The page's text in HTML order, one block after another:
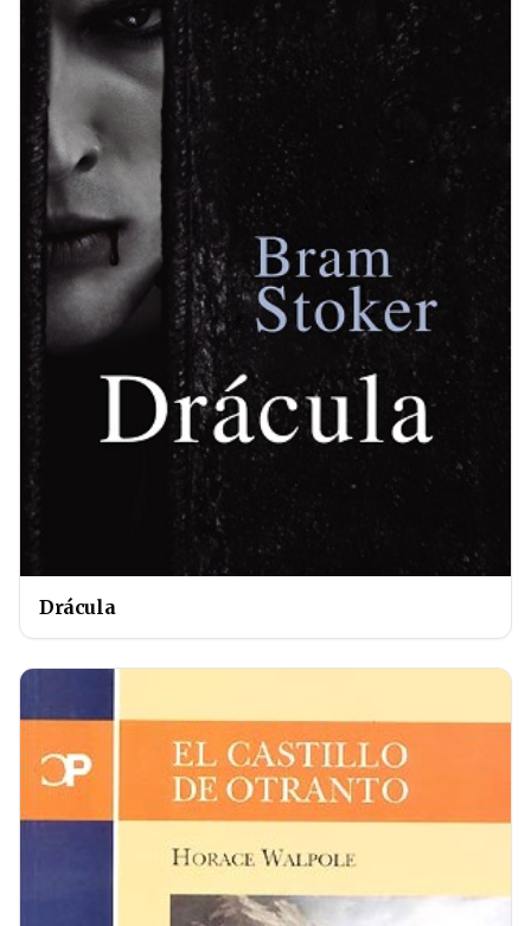
Drácula